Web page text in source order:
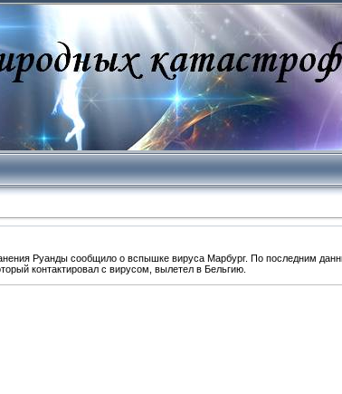
Руанды сообщило о вспышке вируса Марбург. По последним
контактировал с вирусом, вылетел в Бельгию.